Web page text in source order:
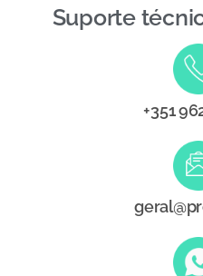
Suporte
+351